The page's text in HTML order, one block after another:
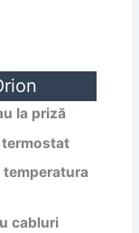
la priză
termostat
temperatura
cabluri